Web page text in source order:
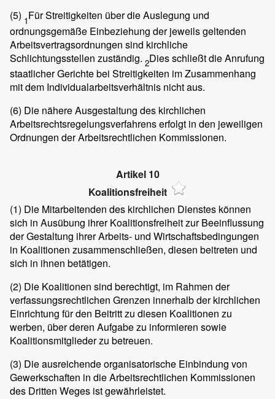
(5) 1Für Streitigkeiten über die Auslegung und
ordnungsgemäße Einbeziehung der jeweils geltenden
Arbeitsvertragsordnungen sind kirchliche
Schlichtungsstellen zuständig. 2Dies schließt die Anrufung
staatlicher Gerichte bei Streitigkeiten im Zusammenhang
mit dem Individualarbeitsverhältnis nicht aus.
(6) Die nähere Ausgestaltung des kirchlichen
Arbeitsrechtsregelungsverfahrens erfolgt in den jeweiligen
Ordnungen der Arbeitsrechtlichen Kommissionen.
Artikel 10
Koalitionsfreiheit
(1) Die Mitarbeitenden des kirchlichen Dienstes können
sich in Ausübung ihrer Koalitionsfreiheit zur Beeinflussung
der Gestaltung ihrer Arbeits- und Wirtschaftsbedingungen
in Koalitionen zusammenschließen, diesen beitreten und
sich in ihnen betätigen.
(2) Die Koalitionen sind berechtigt, im Rahmen der
verfassungsrechtlichen Grenzen innerhalb der kirchlichen
Einrichtung für den Beitritt zu diesen Koalitionen zu
werben, über deren Aufgabe zu informieren sowie
Koalitionsmitglieder zu betreuen.
(3) Die ausreichende organisatorische Einbindung von
Gewerkschaften in die Arbeitsrechtlichen Kommissionen
des Dritten Weges ist gewährleistet.